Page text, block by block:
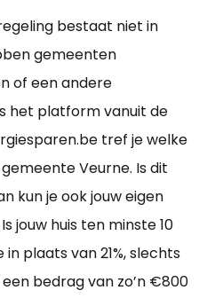
bestaat niet in
gemeenten
of een andere
het platform vanuit de
tref je welke
Veurne. Is dit
kun je ook jouw eigen
jouw huis ten minste 10
plaats van 21%, slechts
een bedrag van zo’n €800